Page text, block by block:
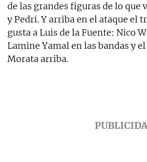
de las grandes figuras de lo que
y Pedri. Y arriba en el ataque el
gusta a Luis de la Fuente: Nico
Lamine Yamal en las bandas y
Morata arriba.